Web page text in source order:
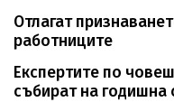
Отлагат
работниците
Експертите по
събират на годишна